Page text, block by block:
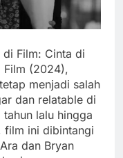
di Film: Cinta di
Film (2024),
menjadi salah
dan relatable di
lalu hingga
film ini dibintangi
dan Bryan